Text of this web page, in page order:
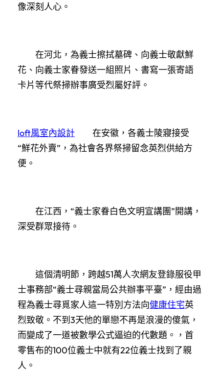
像深刻人心。
在河北，為義士擦拭墓碑、向義士敬獻鮮
花、向義士家眷發送一組照片、書寫一張寄語
卡片等代祭掃辦事廣受烈屬好評。
loft風室內設計 在安徽，各義士陵寢接受
“鮮花外賣”，為社會各界祭掃留念英烈供給方
便。
在江西，“義士家眷白色文明宣講團”開講，
深受群眾接待。
這個清明節，跨越51萬人次網友登錄服役甲
士事務部“義士尋親當局公共辦事平臺”，經由過
程為義士尋覓家人這一特別方法向健康住宅英
烈致敬。不到3天他的單戀不再是浪漫的傻氣，
而變成了一道被數學公式逼迫的代數題。，首
零售布的100位義士中就有22位義士找到了親
人。